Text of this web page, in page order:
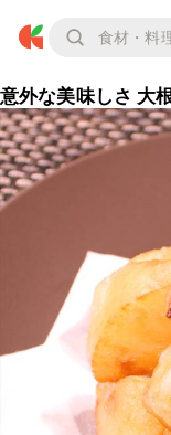
意外な美味しさ 大